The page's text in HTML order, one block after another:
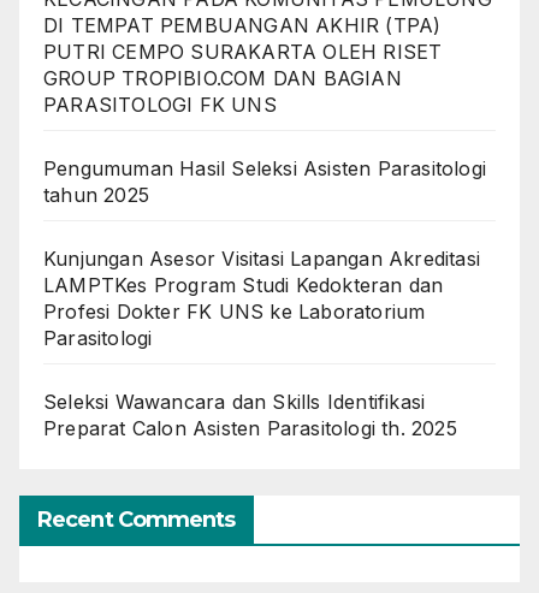
DI TEMPAT PEMBUANGAN AKHIR (TPA)
PUTRI CEMPO SURAKARTA OLEH RISET
GROUP TROPIBIO.COM DAN BAGIAN
PARASITOLOGI FK UNS
Pengumuman Hasil Seleksi Asisten Parasitologi
tahun 2025
Kunjungan Asesor Visitasi Lapangan Akreditasi
LAMPTKes Program Studi Kedokteran dan
Profesi Dokter FK UNS ke Laboratorium
Parasitologi
Seleksi Wawancara dan Skills Identifikasi
Preparat Calon Asisten Parasitologi th. 2025
Recent Comments